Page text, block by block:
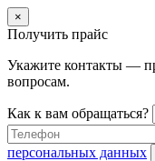
×
Получить прайс
Укажите контакты —
вопросам.
Как к вам обращаться?
персональных данных